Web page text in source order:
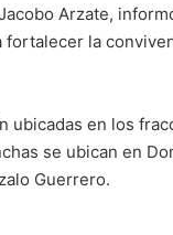
Arzate,
la
en los
se ubican en
Guerrero.